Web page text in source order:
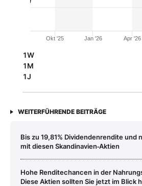
Okt '25 Jan '26 Apr '26
1W
1M
1J
WEITERFÜHRENDE BEITRÄGE
Bis zu 19,81% Dividendenrendite und
mit diesen Skandinavien‑Aktien
Hohe Renditechancen in der
Diese Aktien sollten Sie jetzt im Blick